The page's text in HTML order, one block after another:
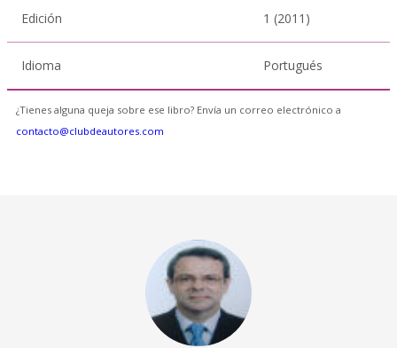
Edición 1 (2011)
Idioma Portugués
¿Tienes alguna queja sobre ese libro? Envía un correo electrónico a
contacto@clubdeautores.com